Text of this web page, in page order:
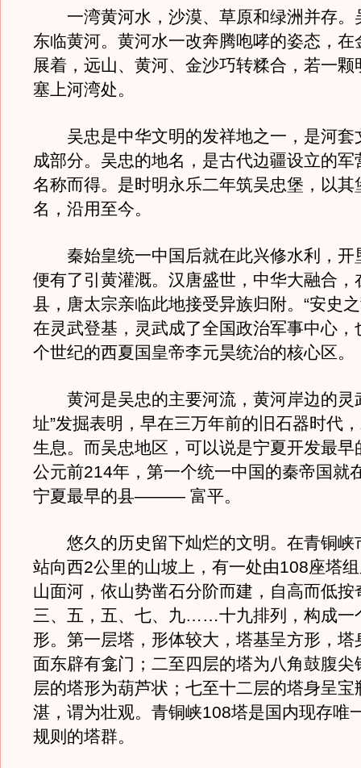
一湾黄河水，沙漠、草原和绿洲并存。
东临黄河。黄河水一改奔腾咆哮的姿态，在
展着，远山、黄河、金沙巧转糅合，若一颗
塞上河湾处。
吴忠是中华文明的发祥地之一，是河套
成部分。吴忠的地名，是古代边疆设立的军
名称而得。是时明永乐二年筑吴忠堡，以其
名，沿用至今。
秦始皇统一中国后就在此兴修水利，开
便有了引黄灌溉。汉唐盛世，中华大融合，
县，唐太宗亲临此地接受异族归附。“安史
在灵武登基，灵武成了全国政治军事中心，
个世纪的西夏国皇帝李元昊统治的核心区。
黄河是吴忠的主要河流，黄河岸边的灵
址”发掘表明，早在三万年前的旧石器时代
生息。而吴忠地区，可以说是宁夏开发最早
公元前214年，第一个统一中国的秦帝国就
宁夏最早的县——— 富平。
悠久的历史留下灿烂的文明。在青铜峡
站向西2公里的山坡上，有一处由108座塔
山面河，依山势凿石分阶而建，自高而低按
三、五，五、七、九……十九排列，构成一
形。第一层塔，形体较大，塔基呈方形，塔
面东辟有龛门；二至四层的塔为八角鼓腹尖
层的塔形为葫芦状；七至十二层的塔身呈宝
湛，谓为壮观。青铜峡108塔是国内现存唯
规则的塔群。